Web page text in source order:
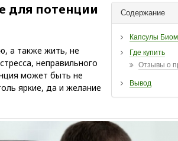
Содержание
Капсулы
Где купить
Отзывы о
Вывод
для потенции
а также жить, не
неправильного
может быть не
яркие, да и желание